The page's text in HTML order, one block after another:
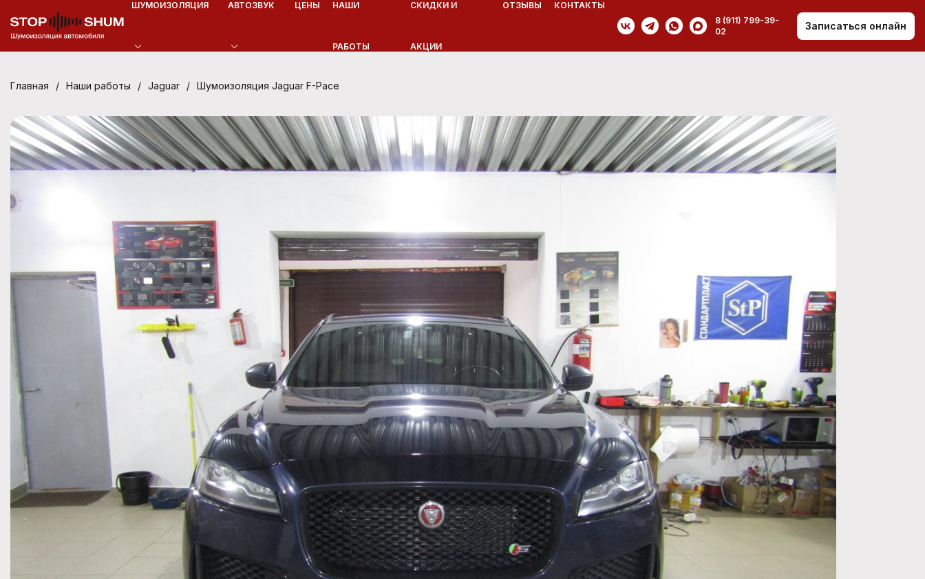
ШУМОИЗОЛЯЦИЯ АВТОЗВУК ЦЕНЫ НАШИ
РАБОТЫ
СКИДКИ И
АКЦИИ
ОТЗЫВЫ
КОНТАКТЫ
8 (911) 799-39-
02
Записаться онлайн
Главная / Наши работы / Jaguar / Шумоизоляция Jaguar F-Pace